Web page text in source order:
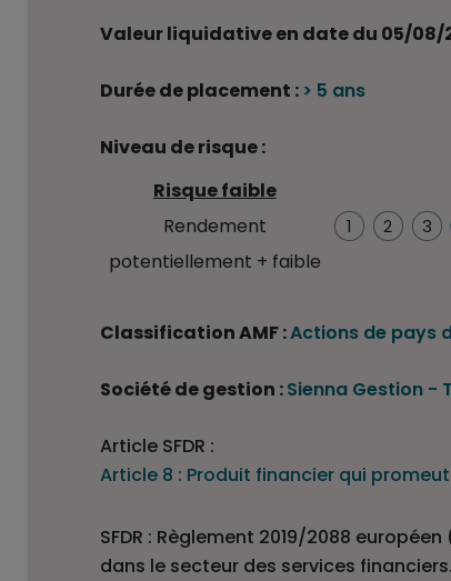
Valeur liquidative en date du 05/08/
Durée de placement : > 5 ans
Niveau de risque :
Risque faible
Rendement
potentiellement + faible
1 2 3
4/7
Classification AMF :Actions de pays
Société de gestion :Sienna Gestion -
Article SFDR :
Article 8 : Produit financier qui
SFDR : Règlement 2019/2088
dans le secteur des services